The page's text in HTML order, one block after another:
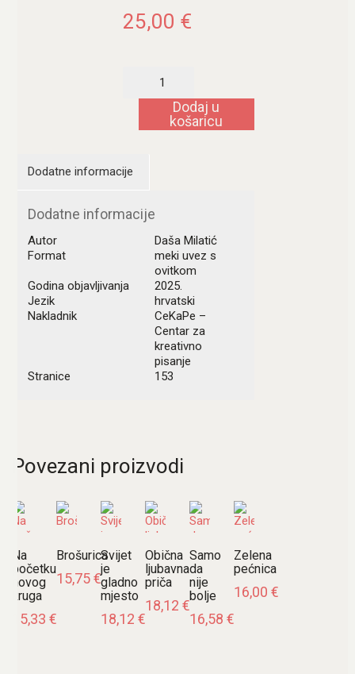
25,00 €
proizvodi
količina
Dodaj u
košaricu
Dodatne informacije
Dodatne informacije
Autor
Daša Milatić
Format
meki uvez s
ovitkom
Godina objavljivanja
2025.
Jezik
hrvatski
Nakladnik
CeKaPe –
Centar za
kreativno
pisanje
Stranice
153
Povezani proizvodi
Na
početku
novog
kruga
15,33 €
Brošurica
15,75€
Svijet
je
gladno
mjesto
18,12 €
Obična
ljubavna
priča
18,12 €
Samo
da
nije
bolje
16,58 €
Zelena
pećnica
16,00 €